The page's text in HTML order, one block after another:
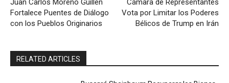
Juan Carlos Moreno Guillén
Fortalece Puentes de Diálogo
con los Pueblos Originarios
Cámara de Representantes
Vota por Limitar los Poderes
Bélicos de Trump en Irán
RELATED ARTICLES